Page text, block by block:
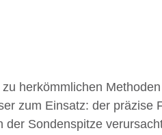
herkömmlichen
zum Einsatz: der präzise
Sondenspitze